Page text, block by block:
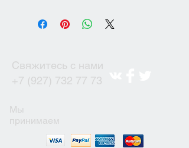
Свяжитесь с нами
+7 (927) 732 77 73
Мы
принимаем